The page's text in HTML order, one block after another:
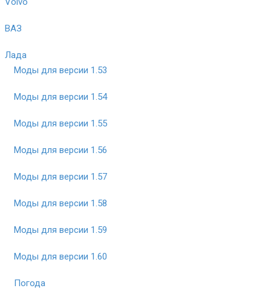
ВАЗ
Лада
Моды для версии 1.53
Моды для версии 1.54
Моды для версии 1.55
Моды для версии 1.56
Моды для версии 1.57
Моды для версии 1.58
Моды для версии 1.59
Моды для версии 1.60
Погода